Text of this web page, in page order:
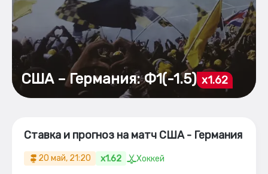
США – Германия: Ф1(-1.5) x1.62
Ставка и прогноз на матч США - Германия
20 май, 21:20 x1.62 Хоккей